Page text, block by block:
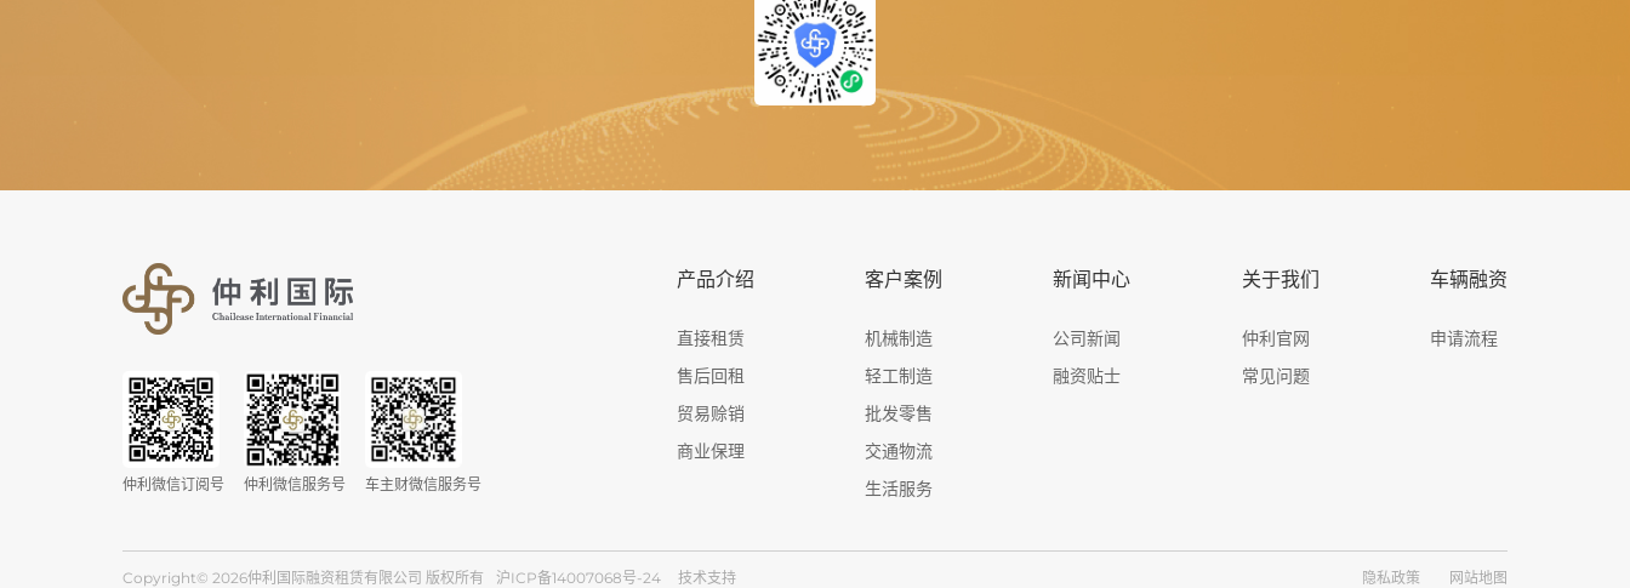
仲利微信订阅号 仲利微信服务号 车主财微信服务号
产品介绍
直接租赁
售后回租
贸易赊销
商业保理
客户案例
机械制造
轻工制造
批发零售
交通物流
生活服务
新闻中心
公司新闻
融资贴士
关于我们
仲利官网
常见问题
车辆融资
申请流程
Copyright© 2026仲利国际融资租赁有限公司 版权所有 沪ICP备14007068号-24 技术支持 隐私政策 网站地图